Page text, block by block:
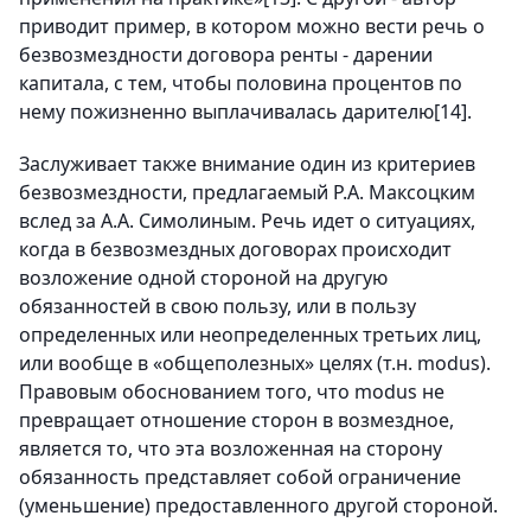
приводит пример, в котором можно вести речь о
безвозмездности договора ренты - дарении
капитала, с тем, чтобы половина процентов по
нему пожизненно выплачивалась дарителю[14].
Заслуживает также внимание один из критериев
безвозмездности, предлагаемый Р.А. Максоцким
вслед за А.А. Симолиным. Речь идет о ситуациях,
когда в безвозмездных договорах происходит
возложение одной стороной на другую
обязанностей в свою пользу, или в пользу
определенных или неопределенных третьих лиц,
или вообще в «общеполезных» целях (т.н. modus).
Правовым обоснованием того, что modus не
превращает отношение сторон в возмездное,
является то, что эта возложенная на сторону
обязанность представляет собой ограничение
(уменьшение) предоставленного другой стороной.